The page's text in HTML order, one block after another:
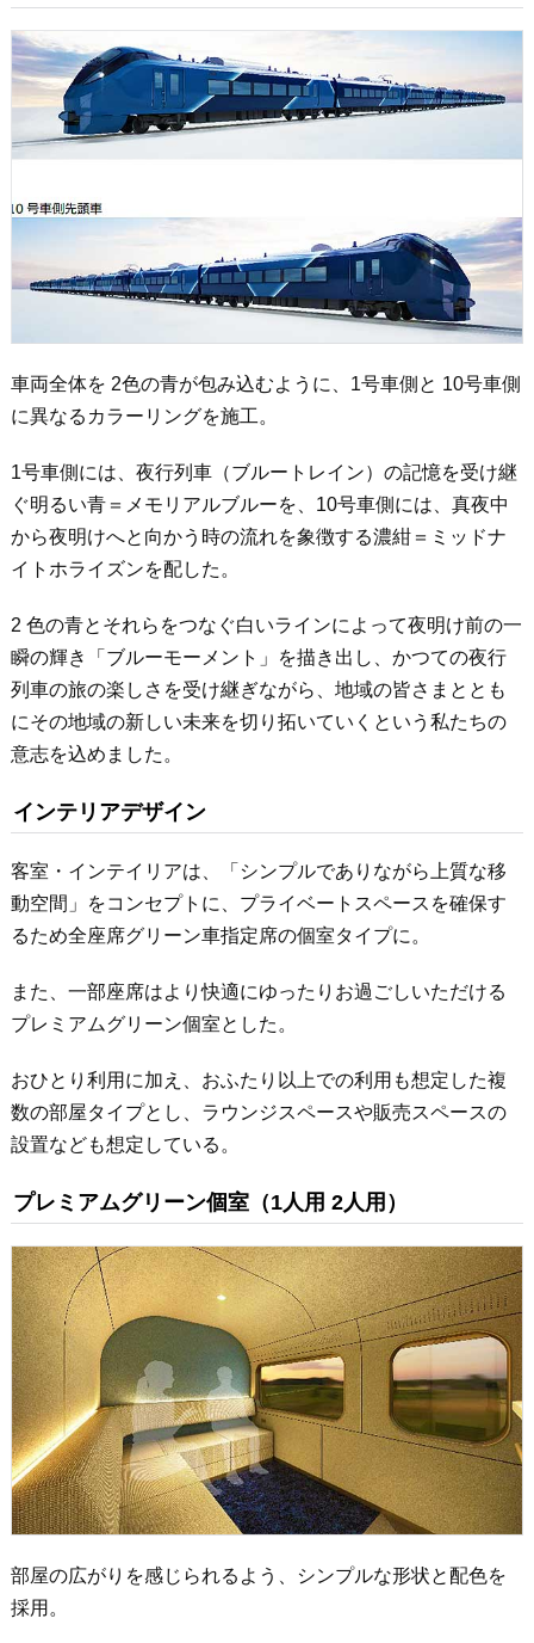
車両全体を 2色の青が包み込むように、1号車側と 10号車側
に異なるカラーリングを施工。
1号車側には、夜行列車（ブルートレイン）の記憶を受け継
ぐ明るい青＝メモリアルブルーを、10号車側には、真夜中
から夜明けへと向かう時の流れを象徴する濃紺＝ミッドナ
イトホライズンを配した。
2 色の青とそれらをつなぐ白いラインによって夜明け前の一
瞬の輝き「ブルーモーメント」を描き出し、かつての夜行
列車の旅の楽しさを受け継ぎながら、地域の皆さまととも
にその地域の新しい未来を切り拓いていくという私たちの
意志を込めました。
インテリアデザイン
客室・インテイリアは、「シンプルでありながら上質な移
動空間」をコンセプトに、プライベートスペースを確保す
るため全座席グリーン車指定席の個室タイプに。
また、一部座席はより快適にゆったりお過ごしいただける
プレミアムグリーン個室とした。
おひとり利用に加え、おふたり以上での利用も想定した複
数の部屋タイプとし、ラウンジスペースや販売スペースの
設置なども想定している。
プレミアムグリーン個室（1人用 2人用）
部屋の広がりを感じられるよう、シンプルな形状と配色を
採用。